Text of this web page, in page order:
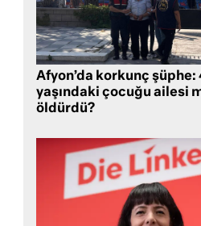
Afyon’da korkunç şüphe:
yaşındaki çocuğu ailesi
öldürdü?